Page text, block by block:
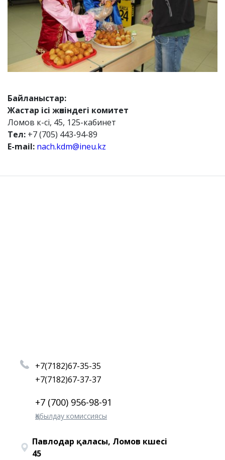
Байланыстар:
Жастар ісі жөніндегі комитет
Ломов к-сі, 45, 125-кабинет
Тел: +7 (705) 443-94-89
E-mail: nach.kdm@ineu.kz
+7(7182)67-35-35
+7(7182)67-37-37
+7 (700) 956-98-91
Қабылдау комиссиясы
Павлодар қаласы, Ломов көшесі
45